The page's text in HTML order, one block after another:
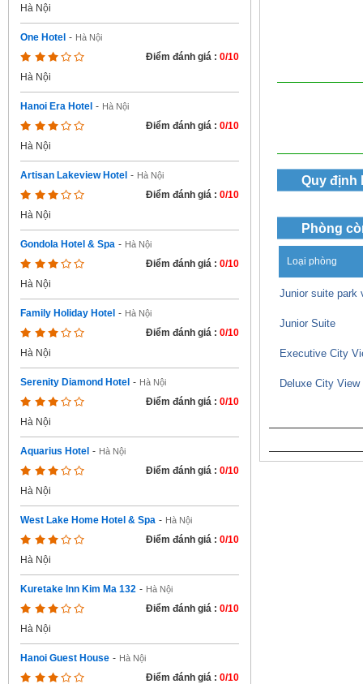
Hà Nội
One Hotel - Hà Nội
Điểm đánh giá : 0/10
Hà Nội
Hanoi Era Hotel - Hà Nội
Điểm đánh giá : 0/10
Hà Nội
Artisan Lakeview Hotel - Hà Nội
Điểm đánh giá : 0/10
Hà Nội
Gondola Hotel & Spa - Hà Nội
Điểm đánh giá : 0/10
Hà Nội
Family Holiday Hotel - Hà Nội
Điểm đánh giá : 0/10
Hà Nội
Serenity Diamond Hotel - Hà Nội
Điểm đánh giá : 0/10
Hà Nội
Aquarius Hotel - Hà Nội
Điểm đánh giá : 0/10
Hà Nội
West Lake Home Hotel & Spa - Hà Nội
Điểm đánh giá : 0/10
Hà Nội
Kuretake Inn Kim Ma 132 - Hà Nội
Điểm đánh giá : 0/10
Hà Nội
Hanoi Guest House - Hà Nội
Điểm đánh giá : 0/10
Quy định
Phòng
Loại phòng
Junior suite park
Junior Suite
Executive City
Deluxe City View